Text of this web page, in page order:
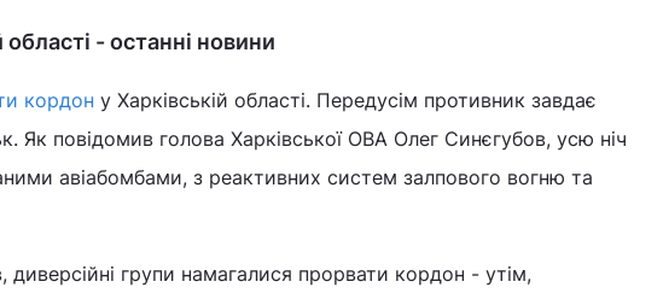
області - останні новини
кордон у Харківській області. Передусім противник завдає
Як повідомив голова Харківської ОВА Олег Синєгубов, усю ніч
авіабомбами, з реактивних систем залпового вогню та
диверсійні групи намагалися прорвати кордон - утім,